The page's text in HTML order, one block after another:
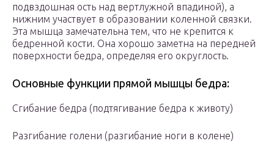
подвздошная ость над вертлужной впадиной), а
нижним участвует в образовании коленной связки.
Эта мышца замечательна тем, что не крепится к
бедренной кости. Она хорошо заметна на передней
поверхности бедра, определяя его округлость.
Основные функции прямой мышцы бедра:
Сгибание бедра (подтягивание бедра к животу)
Разгибание голени (разгибание ноги в колене)